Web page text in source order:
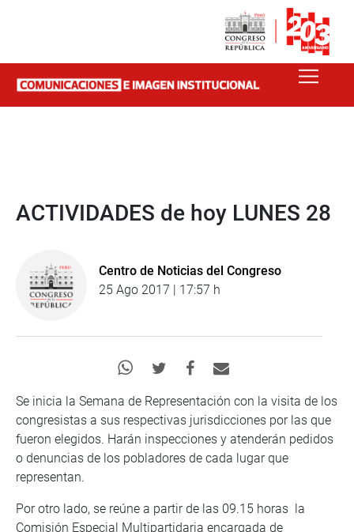
ACTIVIDADES de hoy LUNES 28
Centro de Noticias del Congreso
25 Ago 2017 | 17:57 h
Se inicia la Semana de Representación con la visita de los
congresistas a sus respectivas jurisdicciones por las que
fueron elegidos. Harán inspecciones y atenderán pedidos
o denuncias de los pobladores de cada lugar que
representan.
Por otro lado, se reúne a partir de las 09.15 horas la
Comisión Especial Multipartidaria encargada de